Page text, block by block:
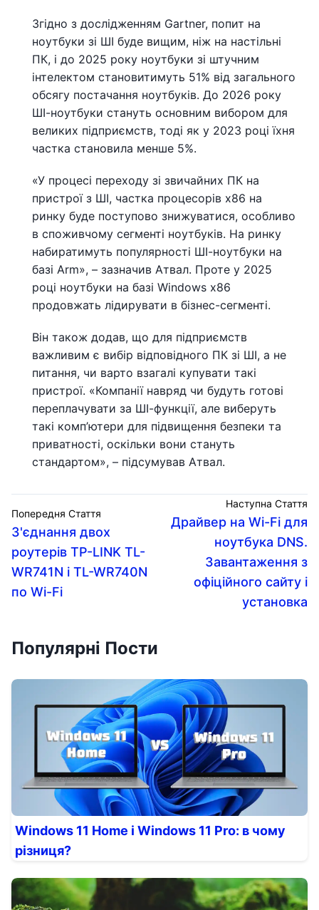
Згідно з дослідженням Gartner, попит на
ноутбуки зі ШІ буде вищим, ніж на настільні
ПК, і до 2025 року ноутбуки зі штучним
інтелектом становитимуть 51% від загального
обсягу постачання ноутбуків. До 2026 року
ШІ-ноутбуки стануть основним вибором для
великих підприємств, тоді як у 2023 році їхня
частка становила менше 5%.
«У процесі переходу зі звичайних ПК на
пристрої з ШІ, частка процесорів x86 на
ринку буде поступово знижуватися, особливо
в споживчому сегменті ноутбуків. На ринку
набиратимуть популярності ШІ-ноутбуки на
базі Arm», – зазначив Атвал. Проте у 2025
році ноутбуки на базі Windows x86
продовжать лідирувати в бізнес-сегменті.
Він також додав, що для підприємств
важливим є вибір відповідного ПК зі ШІ, а не
питання, чи варто взагалі купувати такі
пристрої. «Компанії навряд чи будуть готові
переплачувати за ШІ-функції, але виберуть
такі комп’ютери для підвищення безпеки та
приватності, оскільки вони стануть
стандартом», – підсумував Атвал.
Попередня Стаття
З'єднання двох
роутерів TP-LINK TL-
WR741N і TL-WR740N
по Wi-Fi
Наступна Стаття
Драйвер на Wi-Fi для
ноутбука DNS.
Завантаження з
офіційного сайту і
установка
Популярні Пости
Windows 11 Home і Windows 11 Pro: в чому
різниця?